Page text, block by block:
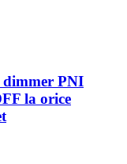
dimmer PNI
la orice